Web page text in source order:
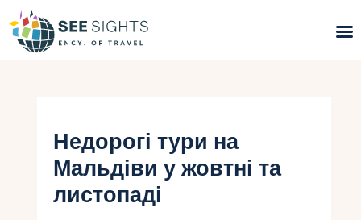
Гарячі тури
Типи Турів
Країни
Недорогі тури на
Мальдіви у жовтні та
листопаді